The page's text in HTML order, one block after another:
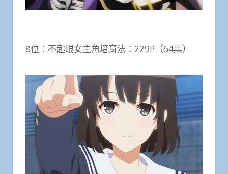
8位：不起眼女主角培育法：229P（64票）